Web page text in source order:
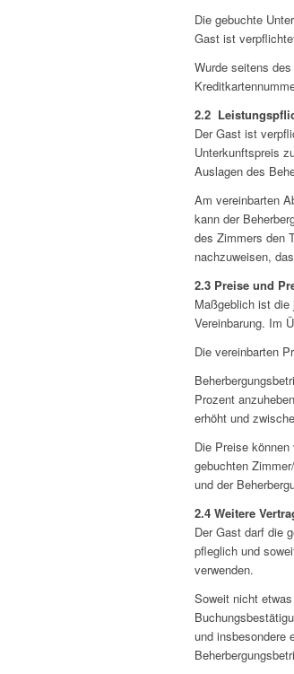
Die gebuchte
Gast ist
Wurde seitens
2.2
Der Gast ist
Unterkunftspreis
Auslagen des
Am vereinbarten
kann der
des Zimmers den
nachzuweisen,
2.3 Preise und
Maßgeblich ist die
Vereinbarung. Im
Die vereinbarten
Prozent
erhöht und
Die Preise
gebuchten
und der
2.4 Weitere
Der Gast darf die
pfleglich und
verwenden.
Soweit nicht
und insbesondere